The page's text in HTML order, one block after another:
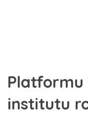
Platformu
institutu